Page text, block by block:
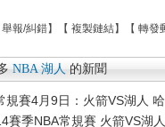
舉報/糾錯】【 複製鏈結】【 轉發
NBA 湖人 的新聞
規賽4月9日：火箭VS湖人
賽季NBA常規賽 火箭VS湖